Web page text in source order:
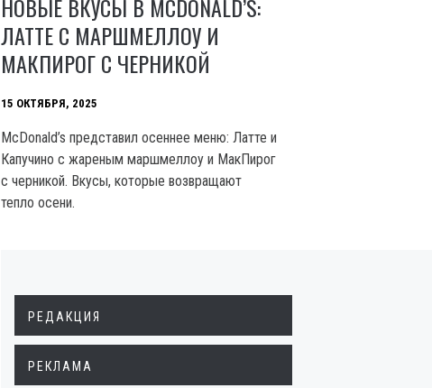
НОВЫЕ ВКУСЫ В MCDONALD’S:
ЛАТТЕ С МАРШМЕЛЛОУ И
МАКПИРОГ С ЧЕРНИКОЙ
15 ОКТЯБРЯ, 2025
McDonald’s представил осеннее меню: Латте и
Капучино с жареным маршмеллоу и МакПирог
с черникой. Вкусы, которые возвращают
тепло осени.
РЕДАКЦИЯ
РЕКЛАМА